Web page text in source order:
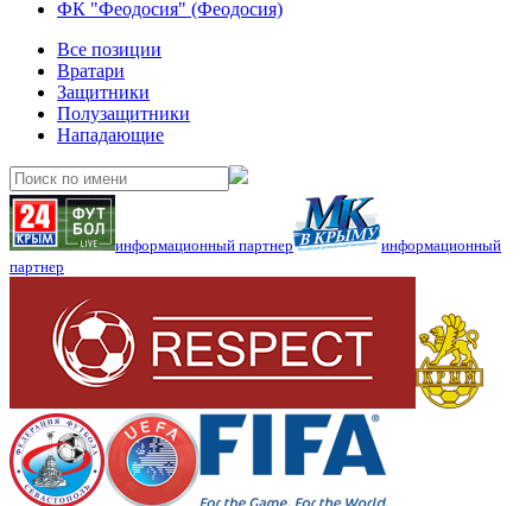
ФК "Феодосия" (Феодосия)
Все позиции
Вратари
Защитники
Полузащитники
Нападающие
информационный партнер
информационный
партнер